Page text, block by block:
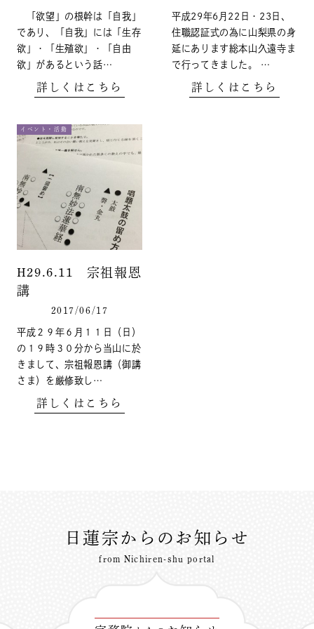
「欲望」の根幹は「自我」
であり、「自我」には「生存
欲」・「生殖欲」・「自由
欲」があるという話…
詳しくはこちら
平成29年6月22日・23日、
住職認証式の為に山梨県の身
延にあります総本山久遠寺ま
で行ってきました。 …
詳しくはこちら
イベント・活動
H29.6.11 宗祖報恩
講
2017/06/17
平成２９年６月１１日（日）
の１９時３０分から当山に於
きまして、宗祖報恩講（御講
さま）を厳修致し…
詳しくはこちら
日蓮宗からのお知らせ
from Nichiren-shu portal